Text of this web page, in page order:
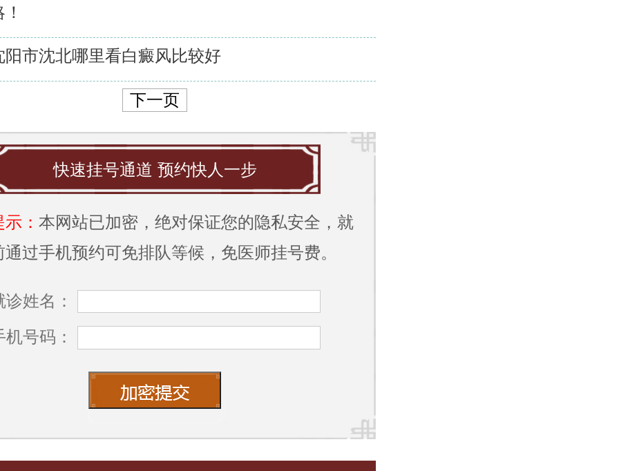
阳市沈北哪里看白癜风比较好
下一页
快速挂号通道 预约快人一步
： 本网站已加密，绝对保证您的隐私安全，就
通过手机预约可免排队等候，免医师挂号费。
诊姓名：
机号码：